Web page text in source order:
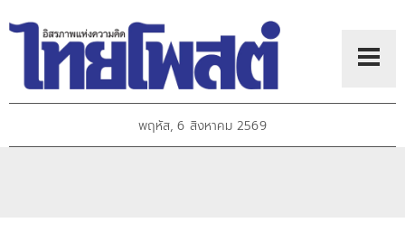
พฤหัส, 6 สิงหาคม 2569